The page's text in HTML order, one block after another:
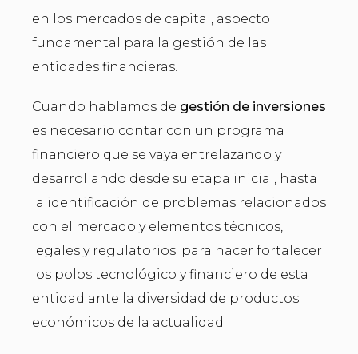
en los mercados de capital, aspecto
fundamental para la gestión de las
entidades financieras.
Cuando hablamos de gestión de inversiones
es necesario contar con un programa
financiero que se vaya entrelazando y
desarrollando desde su etapa inicial, hasta
la identificación de problemas relacionados
con el mercado y elementos técnicos,
legales y regulatorios; para hacer fortalecer
los polos tecnológico y financiero de esta
entidad ante la diversidad de productos
económicos de la actualidad.